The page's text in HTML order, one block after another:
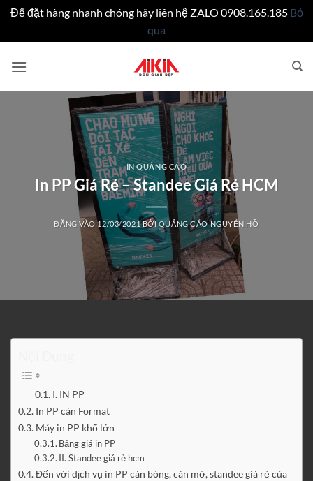
Để đặt hàng nhanh chóng hãy liên hệ ZALO 0908.165.185 Bỏ
qua
qua
IN QUẢNG CÁO
In PP Giá Rẻ – Standee Giá Rẻ HCM
ĐĂNG VÀO12/03/2021BỞIQUẢNG CÁO NGUYỄN HỒ
I. IN PP
In PP cán Format
Máy in PP khổ lớn
Bảng giá in PP
II. Standee giá rẻ hcm
Đến với dịch vụ in PP cán bóng, cán mờ, standee giá rẻ của